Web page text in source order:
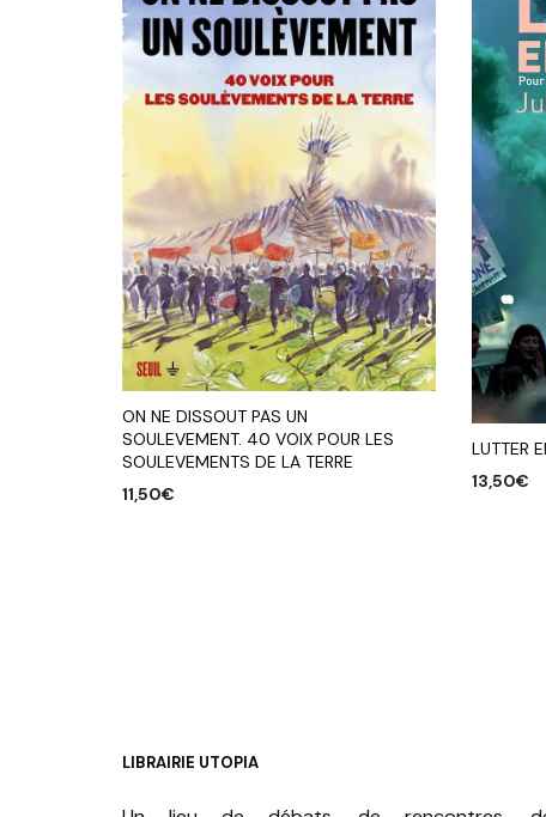
ON NE DISSOUT PAS UN
SOULEVEMENT. 40 VOIX POUR LES
SOULEVEMENTS DE LA TERRE
11,50€
LUTTER
13,50€
LIBRAIRIE UTOPIA